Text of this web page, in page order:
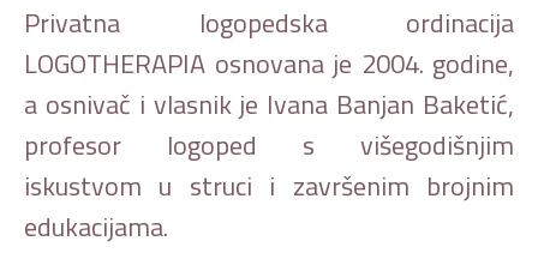
Privatna logopedska ordinacija
LOGOTHERAPIA osnovana je 2004. godine,
a osnivač i vlasnik je Ivana Banjan Baketić,
profesor logoped s višegodišnjim
iskustvom u struci i završenim brojnim
edukacijama.